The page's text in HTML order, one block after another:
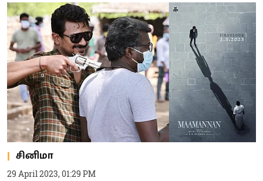
சினிமா
29 April 2023, 01:29 PM